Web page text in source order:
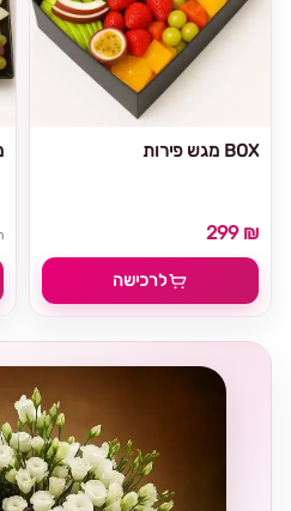
מגש פירות BOX
299 ₪
לרכישה